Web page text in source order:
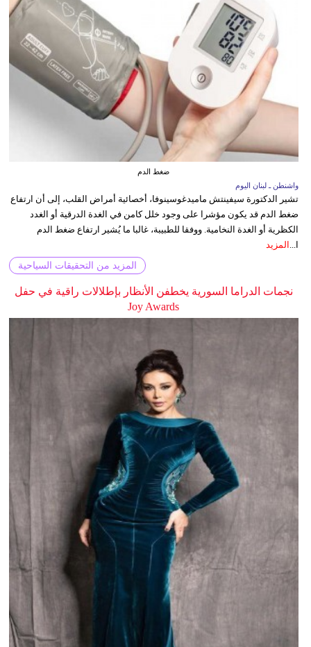
ضغط الدم
واشنطن ـ لبنان اليوم
تشير الدكتورة سيفينتش ماميدغوسينوفا، أخصائية أمراض القلب، إلى أن ارتفاع
ضغط الدم قد يكون مؤشرا على وجود خلل كامن في الغدة الدرقية أو الغدد
الكظرية أو الغدة النخامية. ووفقا للطبيبة، غالبا ما يُشير ارتفاع ضغط الدم
ا...
المزيد
المزيد من التحقيقات السياحية
نجمات الدراما السورية يخطفن الأنظار بإطلالات راقية في حفل
Joy Awards